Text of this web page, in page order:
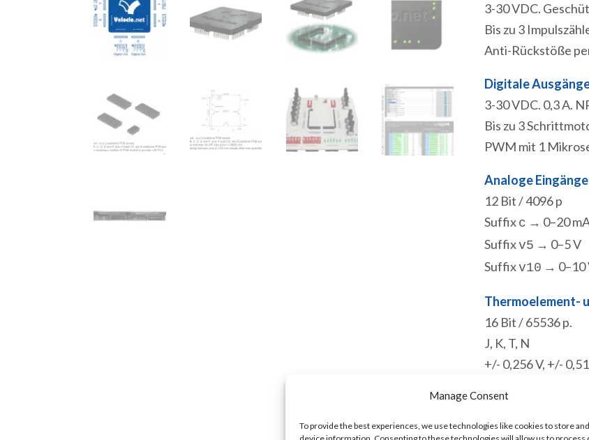
Manage Consent
To provide the best experiences, we use technologies like cookies to store
device information. Consenting to these technologies will allow us to process
3-30 VDC.
Bis zu 3
Anti-Rückstöße
Digitale
3-30 VDC. 0,3 A.
Bis zu 3
PWM mit 1
Analoge
12 Bit / 4096 p
Suffix c → 0–20
Suffixv5 → 0–5 V
Suffixv10 → 0–10
Thermoelement-
16 Bit / 65536 p.
J, K, T, N
+/- 0,256 V, +/-
Kommunikation
RS232. Modbus-